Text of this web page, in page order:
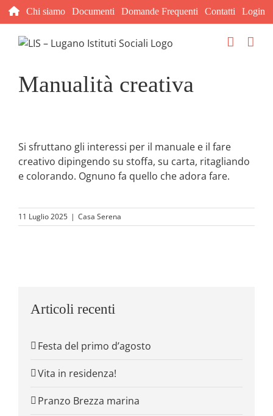
Salta
al
contenuto
Chi siamo Documenti Domande Frequenti Contatti Login
Manualità creativa
Si sfruttano gli interessi per il manuale e il fare
creativo dipingendo su stoffa, su carta, ritagliando
e colorando. Ognuno fa quello che adora fare.
11 Luglio 2025 | Casa Serena
Articoli recenti
Festa del primo d’agosto
Vita in residenza!
Pranzo Brezza marina